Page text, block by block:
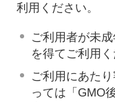
利用ください。
ご利用者が未
を得てご利用く
ご利用にあた
っては「GMO